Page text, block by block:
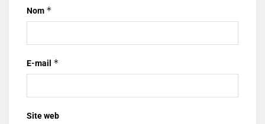
Nom *
E-mail *
Site web